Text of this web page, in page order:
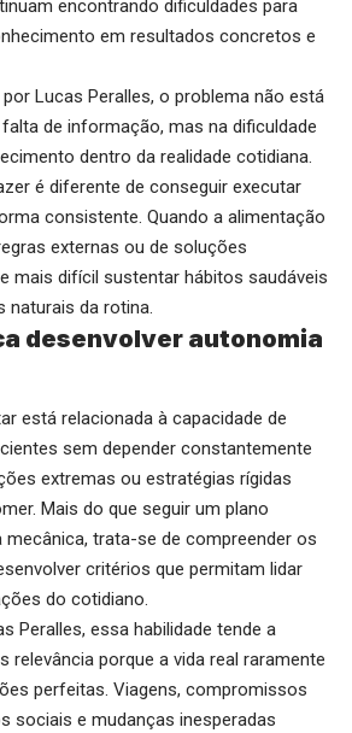
encontrando dificuldades para
em resultados concretos e
Lucas Peralles, o problema não está
de informação, mas na dificuldade
dentro da realidade cotidiana.
é diferente de conseguir executar
consistente. Quando a alimentação
externas ou de soluções
mais difícil sustentar hábitos saudáveis
naturais da rotina.
desenvolver autonomia
está relacionada à capacidade de
sem depender constantemente
extremas ou estratégias rígidas
Mais do que seguir um plano
mecânica, trata-se de compreender os
critérios que permitam lidar
do cotidiano.
Peralles, essa habilidade tende a
relevância porque a vida real raramente
perfeitas. Viagens, compromissos
sociais e mudanças inesperadas